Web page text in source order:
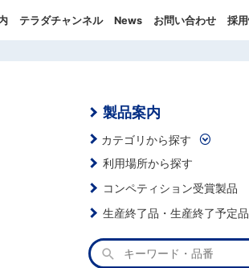
テラダチャンネル News お問い合わせ 採
製品案内
カテゴリから探す
利用場所から探す
コンペティション受賞製品
生産終了品・生産終了予定品